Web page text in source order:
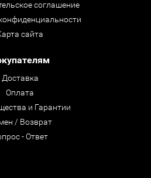
соглашение
сайта
Доставка
Оплата
и Гарантии
/ Возврат
- Ответ